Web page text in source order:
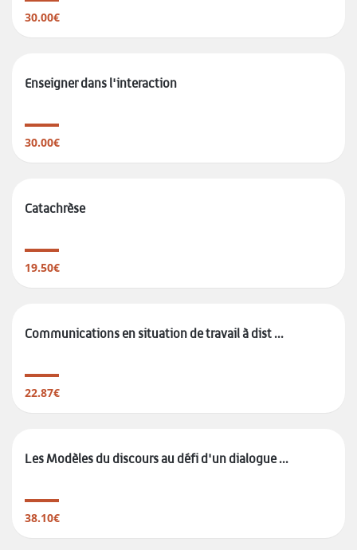
30.00€
Enseigner dans l'interaction
30.00€
Catachrèse
19.50€
Communications en situation de travail à dist ...
22.87€
Les Modèles du discours au défi d'un dialogue ...
38.10€